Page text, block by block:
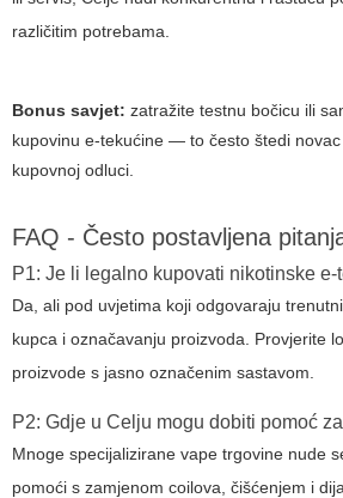
različitim potrebama.
Bonus savjet: zatražite testnu bočicu ili
kupovinu e-tekućine — to često štedi
kupovnoj odluci.
FAQ - Često postavljena
P1: Je li legalno kupovati nikotinske
Da, ali pod uvjetima koji odgovaraju
kupca i označavanju proizvoda. Provjerite
proizvode s jasno označenim sastavom.
P2: Gdje u Celju mogu dobiti pomoć
Mnoge specijalizirane vape trgovine nude
pomoći s zamjenom coilova, čišćenjem i